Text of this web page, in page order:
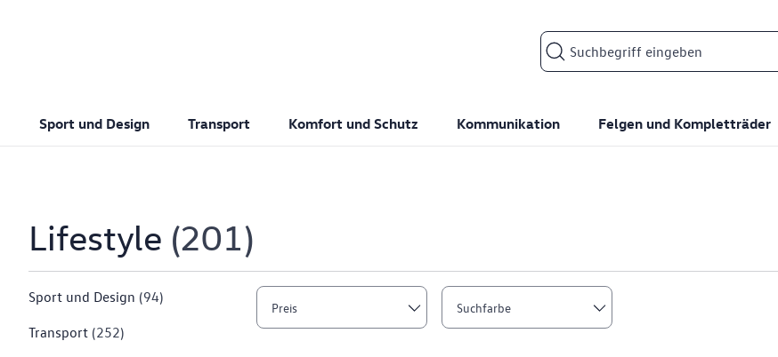
Suchfeld
Sport und Design Transport Komfort und Schutz Kommunikation Felgen und Kompletträder
Lifestyle 201
Sport und Design (94)
Transport (252)
Preis Suchfarbe